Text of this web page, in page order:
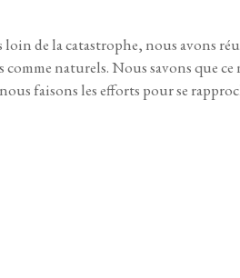
loin de la catastrophe, nous avons
naturels. Nous savons que
faisons les efforts pour se